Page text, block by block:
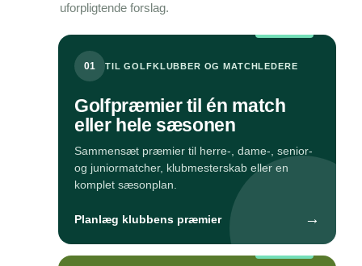
uforpligtende forslag.
01 TIL GOLFKLUBBER OG MATCHLEDERE
Golfpræmier til én match
eller hele sæsonen
Sammensæt præmier til herre-, dame-, senior-
og juniormatcher, klubmesterskab eller en
komplet sæsonplan.
Planlæg klubbens præmier →